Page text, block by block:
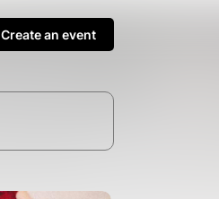
Create an event